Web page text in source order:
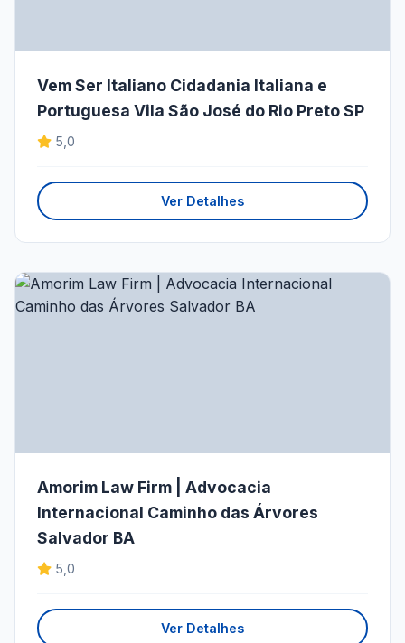
Vem Ser Italiano Cidadania Italiana e
Portuguesa Vila São José do Rio Preto SP
5,0
Ver Detalhes
Amorim Law Firm | Advocacia
Internacional Caminho das Árvores
Salvador BA
5,0
Ver Detalhes